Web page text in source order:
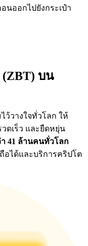
นออกไปยังกระเป๋า
(ZBT) บน
ว้วางใจทั่วโลก ให้
ดเร็ว และยืดหยุ่น
41 ล้านคนทั่วโลก
อได้และบริการคริปโต